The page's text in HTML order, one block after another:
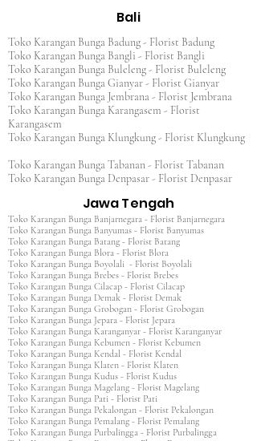
Bali
Toko Karangan Bunga Badung - Florist Badung
Toko Karangan Bunga Bangli - Florist Bangli
Toko Karangan Bunga Buleleng - Florist Buleleng
Toko Karangan Bunga Gianyar - Florist Gianyar
Toko Karangan Bunga Jembrana - Florist Jembrana
Toko Karangan Bunga Karangasem - Florist
Karangasem
Toko Karangan Bunga Klungkung - Florist Klungkung
Toko Karangan Bunga Tabanan - Florist Tabanan
Toko Karangan Bunga Denpasar - Florist Denpasar
Jawa Tengah
Toko Karangan Bunga Banjarnegara - Florist Banjarnegara
Toko Karangan Bunga Banyumas - Florist Banyumas
Toko Karangan Bunga Batang - Florist Batang
Toko Karangan Bunga Blora - Florist Blora
Toko Karangan Bunga Boyolali - Florist Boyolali
Toko Karangan Bunga Brebes - Florist Brebes
Toko Karangan Bunga Cilacap - Florist Cilacap
Toko Karangan Bunga Demak - Florist Demak
Toko Karangan Bunga Grobogan - Florist Grobogan
Toko Karangan Bunga Jepara - Florist Jepara
Toko Karangan Bunga Karanganyar - Florist Karanganyar
Toko Karangan Bunga Kebumen - Florist Kebumen
Toko Karangan Bunga Kendal - Florist Kendal
Toko Karangan Bunga Klaten - Florist Klaten
Toko Karangan Bunga Kudus - Florist Kudus
Toko Karangan Bunga Magelang - Florist Magelang
Toko Karangan Bunga Pati - Florist Pati
Toko Karangan Bunga Pekalongan - Florist Pekalongan
Toko Karangan Bunga Pemalang - Florist Pemalang
Toko Karangan Bunga Purbalingga - Florist Purbalingga